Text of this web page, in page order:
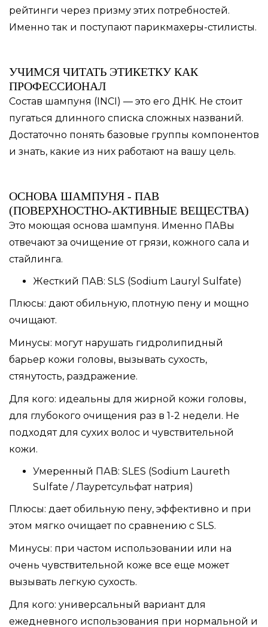
рейтинги через призму этих потребностей.
Именно так и поступают парикмахеры-стилисты.
УЧИМСЯ ЧИТАТЬ ЭТИКЕТКУ КАК
ПРОФЕССИОНАЛ
Состав шампуня (INCI) — это его ДНК. Не стоит
пугаться длинного списка сложных названий.
Достаточно понять базовые группы компонентов
и знать, какие из них работают на вашу цель.
ОСНОВА ШАМПУНЯ - ПАВ
(ПОВЕРХНОСТНО-АКТИВНЫЕ ВЕЩЕСТВА)
Это моющая основа шампуня. Именно ПАВы
отвечают за очищение от грязи, кожного сала и
стайлинга.
Жесткий ПАВ: SLS (Sodium Lauryl Sulfate)
Плюсы: дают обильную, плотную пену и мощно
очищают.
Минусы: могут нарушать гидролипидный
барьер кожи головы, вызывать сухость,
стянутость, раздражение.
Для кого: идеальны для жирной кожи головы,
для глубокого очищения раз в 1-2 недели. Не
подходят для сухих волос и чувствительной
кожи.
Умеренный ПАВ: SLES (Sodium Laureth
Sulfate / Лауретсульфат натрия)
Плюсы: дает обильную пену, эффективно и при
этом мягко очищает по сравнению с SLS.
Минусы: при частом использовании или на
очень чувствительной коже все еще может
вызывать легкую сухость.
Для кого: универсальный вариант для
ежедневного использования при нормальной и